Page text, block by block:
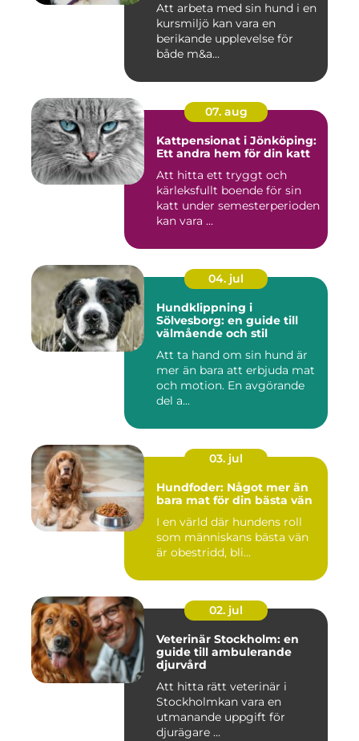
Att arbeta med sin hund i en
kursmiljö kan vara en
berikande upplevelse för
både m&a...
07. aug
Kattpensionat i Jönköping:
Ett andra hem för din katt
Att hitta ett tryggt och
kärleksfullt boende för sin
katt under semesterperioden
kan vara ...
04. jul
Hundklippning i
Sölvesborg: en guide till
välmående och stil
Att ta hand om sin hund är
mer än bara att erbjuda mat
och motion. En avgörande
del a...
03. jul
Hundfoder: Något mer än
bara mat för din bästa vän
I en värld där hundens roll
som människans bästa vän
är obestridd, bli...
02. jul
Veterinär Stockholm: en
guide till ambulerande
djurvård
Att hitta rätt veterinär i
Stockholmkan vara en
utmanande uppgift för
djurägare ...